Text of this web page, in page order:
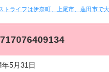
トライフは伊奈町、上尾市、蓮田市で
年5月31日